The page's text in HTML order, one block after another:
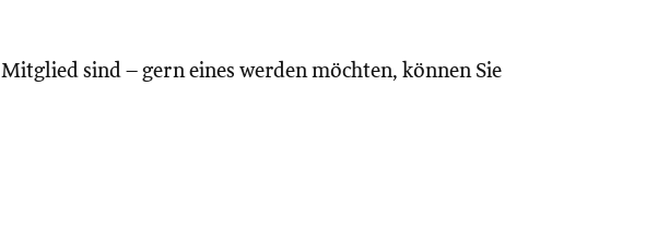
Mitglied sind – gern eines werden möchten, können Sie